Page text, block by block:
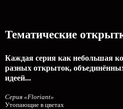
Тематические
Каждая серия как небольшая
разных открыток,
идеей...
Серия «Floriant»
Утопающие в цветах